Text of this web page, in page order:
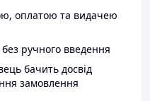
оплатою та видачею
ручного введення
бачить досвід
замовлення